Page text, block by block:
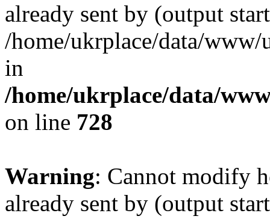
already sent by (output
/home/ukrplace/data/
in
/home/ukrplace/data/
on line 728
Warning: Cannot modify
already sent by (output